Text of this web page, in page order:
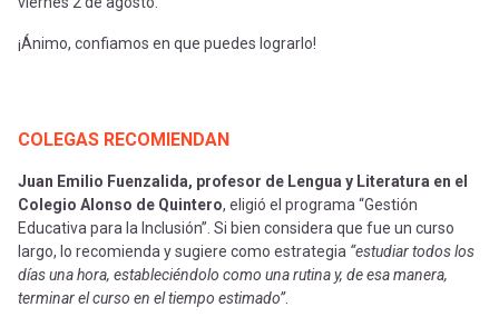
¡Ánimo, confiamos en que puedes lograrlo!
COLEGAS RECOMIENDAN
Juan Emilio Fuenzalida, profesor de Lengua y Literatura en el
Colegio Alonso de Quintero, eligió el programa “Gestión
Educativa para la Inclusión”. Si bien considera que fue un curso
largo, lo recomienda y sugiere como estrategia “estudiar todos los
días una hora, estableciéndolo como una rutina y, de esa manera,
terminar el curso en el tiempo estimado”.